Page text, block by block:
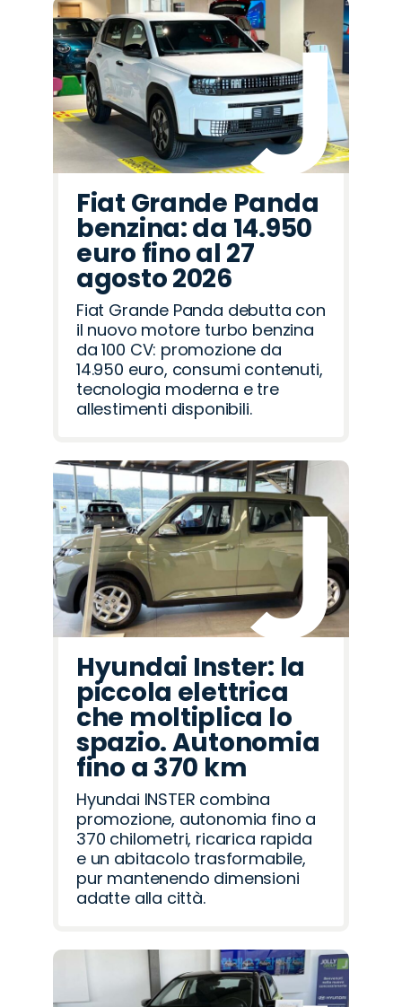
Fiat Grande Panda
benzina: da 14.950
euro fino al 27
agosto 2026
Fiat Grande Panda debutta con
il nuovo motore turbo benzina
da 100 CV: promozione da
14.950 euro, consumi contenuti,
tecnologia moderna e tre
allestimenti disponibili.
Hyundai Inster: la
piccola elettrica
che moltiplica lo
spazio. Autonomia
fino a 370 km
Hyundai INSTER combina
promozione, autonomia fino a
370 chilometri, ricarica rapida
e un abitacolo trasformabile,
pur mantenendo dimensioni
adatte alla città.